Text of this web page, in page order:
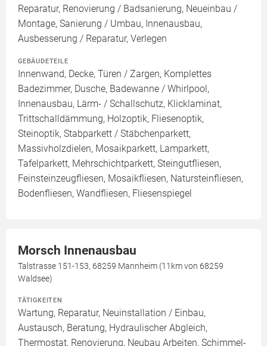
Reparatur, Renovierung / Badsanierung, Neueinbau /
Montage, Sanierung / Umbau, Innenausbau,
Ausbesserung / Reparatur, Verlegen
GEBÄUDETEILE
Innenwand, Decke, Türen / Zargen, Komplettes
Badezimmer, Dusche, Badewanne / Whirlpool,
Innenausbau, Lärm- / Schallschutz, Klicklaminat,
Trittschalldämmung, Holzoptik, Fliesenoptik,
Steinoptik, Stabparkett / Stäbchenparkett,
Massivholzdielen, Mosaikparkett, Lamparkett,
Tafelparkett, Mehrschichtparkett, Steingutfliesen,
Feinsteinzeugfliesen, Mosaikfliesen, Natursteinfliesen,
Bodenfliesen, Wandfliesen, Fliesenspiegel
Morsch Innenausbau
Talstrasse 151-153, 68259 Mannheim (11km von 68259
Waldsee)
TÄTIGKEITEN
Wartung, Reparatur, Neuinstallation / Einbau,
Austausch, Beratung, Hydraulischer Abgleich,
Thermostat, Renovierung, Neubau Arbeiten, Schimmel-